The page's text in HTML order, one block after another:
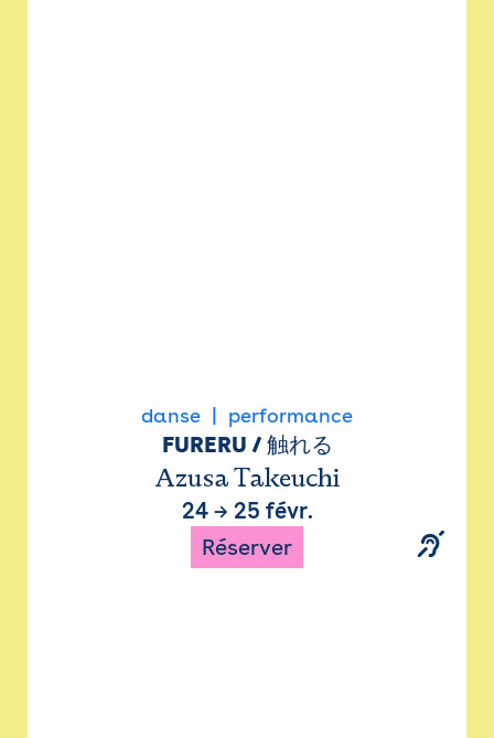
danse performance
FURERU / 触れる
Azusa Takeuchi
24→ 25 févr.
Réserver